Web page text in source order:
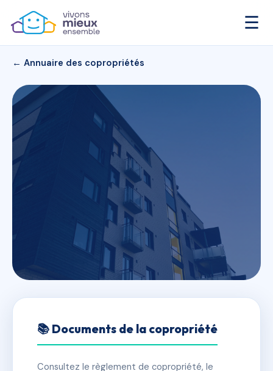
☰
← Annuaire des copropriétés
TOUR ST JEAN
📚 Documents de la copropriété
Consultez le règlement de copropriété, le